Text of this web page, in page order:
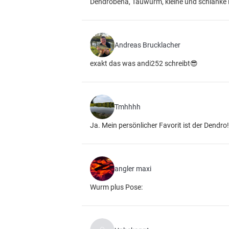
Andreas Brucklacher
exakt das was andi252 schreibt😎
Tmhhhh
Ja. Mein persönlicher Favorit ist der
angler maxi
Wurm plus Pose: